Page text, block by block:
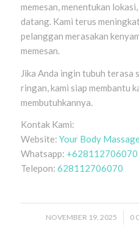
memesan, menentukan
datang. Kami terus
pelanggan merasakan
memesan.
Jika Anda ingin tubuh terasa
ringan, kami siap membantu
membutuhkannya.
Kontak Kami:
Website: Your Body
Whatsapp: +628112706070
Telepon: 628112706070
NOVEMBER 19, 2025
/ 0